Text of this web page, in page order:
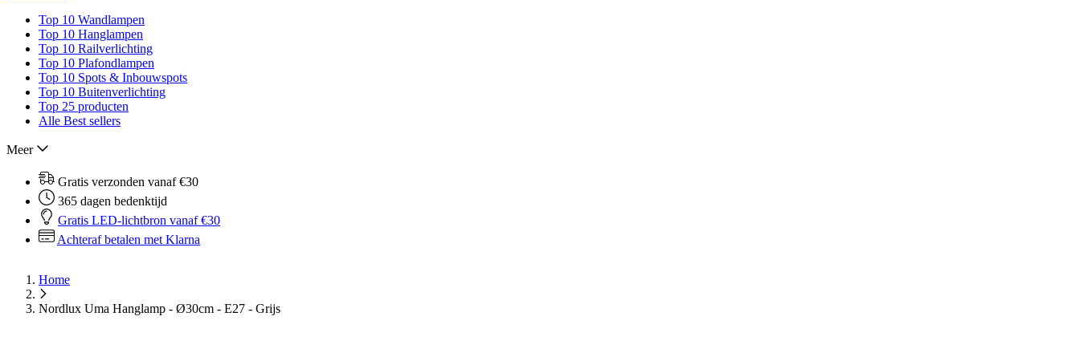
Top 10 Wandlampen
Top 10 Hanglampen
Top 10 Railverlichting
Top 10 Plafondlampen
Top 10 Spots & Inbouwspots
Top 10 Buitenverlichting
Top 25 producten
Alle Best sellers
Meer
Gratis verzonden vanaf €30
365 dagen bedenktijd
Gratis LED-lichtbron vanaf €30
Achteraf betalen met Klarna
Home
Nordlux Uma Hanglamp - Ø30cm - E27 - Grijs